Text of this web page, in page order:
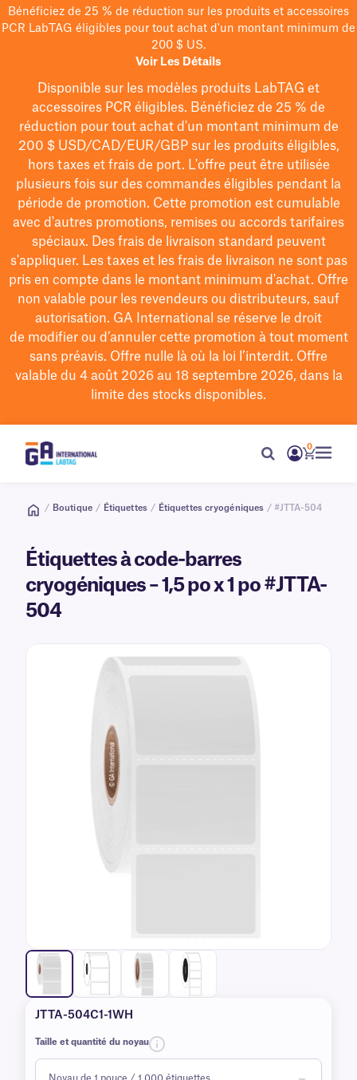
Bénéficiez de 25 % de réduction sur les produits et accessoires
PCR LabTAG éligibles pour tout achat d'un montant minimum de
200 $ US.
Voir Les Détails
Disponible sur les modèles produits LabTAG et
accessoires PCR éligibles. Bénéficiez de 25 % de
réduction pour tout achat d'un montant minimum de
200 $USD/CAD/EUR/GBPsur les produits éligibles,
hors taxes et frais de port. L'offre peut être utilisée
plusieurs fois sur des commandes éligibles pendant la
période de promotion. Cette promotion est cumulable
avec d'autres promotions, remises ou accords tarifaires
spéciaux. Des frais de livraison standard peuvent
s'appliquer. Les taxes et les frais de livraison ne sont pas
pris en compte dans le montant minimum d'achat. Offre
non valable pour les revendeurs ou distributeurs, sauf
autorisation. GA International se réserve le droit
de modifierou d’annuler cette promotion à tout moment
sans préavis. Offre nulle là où la loi l’interdit. Offre
valable du 4 août 2026 au 18 septembre 2026, dans la
limite des stocks disponibles.
0
/ Boutique / Étiquettes / Étiquettes cryogéniques / #JTTA-504
Étiquettes à code-barres
cryogéniques – 1,5 po x 1 po #JTTA-
504
JTTA-504C1-1WH
Taille et quantité du noyau